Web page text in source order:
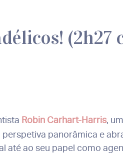
Robin Carhart-Harris,
panorâmica e
ao seu papel como